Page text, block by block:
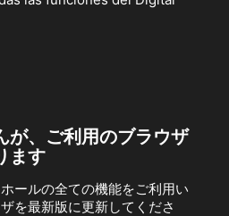
が、ご利用のブラウザ
ます
ールの全ての機能をご利用い
を最新版に更新してくださ